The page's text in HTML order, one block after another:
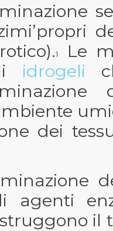
1
Le
idrogeli
dei
agenti
il